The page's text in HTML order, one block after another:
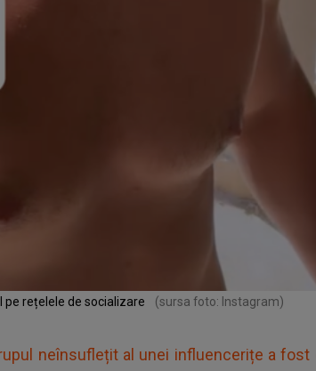
rețelele de socializare (sursa foto: Instagram)
neînsuflețit al unei influencerițe a